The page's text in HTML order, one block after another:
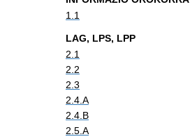
1.1
LAG, LPS, LPP
2.1
2.2
2.3
2.4.A
2.4.B
2.5.A